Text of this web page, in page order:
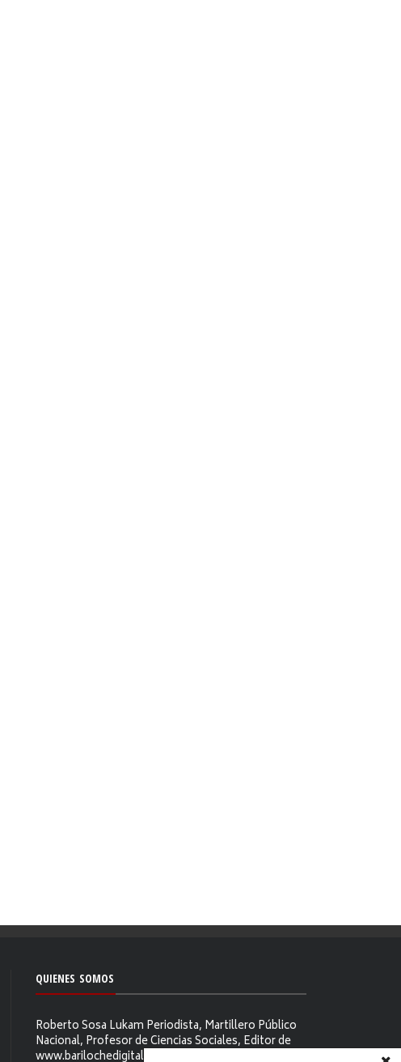
QUIENES SOMOS
Roberto Sosa Lukam Periodista, Martillero Público
Nacional, Profesor de Ciencias Sociales, Editor de
www.barilochedigital.com y Conductor y Productor